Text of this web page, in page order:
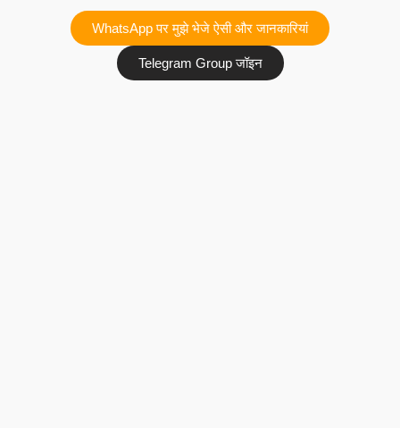
WhatsApp पर मुझे भेजे ऐसी और जानकारियां
Telegram Group जॉइन